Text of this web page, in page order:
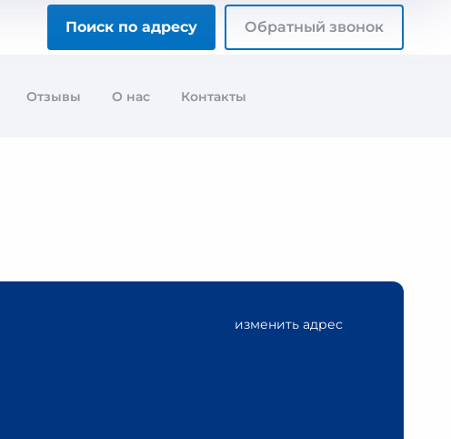
Поиск по адресу Обратный звонок
Отзывы О нас Контакты
изменить адрес